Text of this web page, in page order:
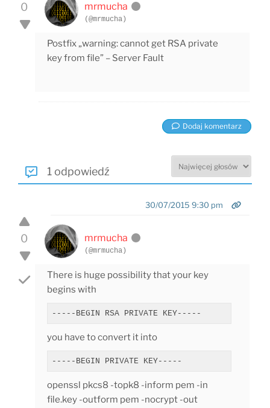
0 mrmucha
(@mrmucha)
Postfix „warning: cannot get RSA private
key from file” – Server Fault
Dodaj komentarz
1 odpowiedź
0
30/07/2015 9:30 pm
mrmucha
(@mrmucha)
There is huge possibility that your key
begins with
-----BEGIN RSA PRIVATE KEY-----
you have to convert it into
-----BEGIN PRIVATE KEY-----
openssl pkcs8 -topk8 -inform pem -in
file.key -outform pem -nocrypt -out